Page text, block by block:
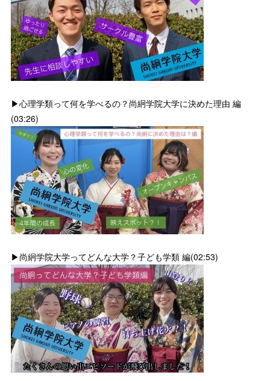
▶心理学類って何を学べるの？尚絅学院大学に決めた理由 編
(03:26)
▶尚絅学院大学ってどんな大学？子ども学類 編(02:53)